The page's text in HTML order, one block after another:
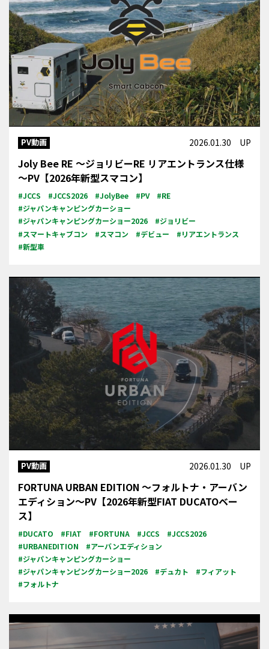
PV動画 2026.01.30 UP
Joly Bee RE ～ジョリビーRE リアエントランス仕様
～PV【2026年新型スマコン】
#JCCS #JCCS2026 #JolyBee #PV
#RE
#ジャパンキャンピングカーショー
#ジャパンキャンピングカーショー2026
#ジョリビー
#スマートキャブコン
#スマコン #デビュー
#リアエントランス
#新型車
PV動画 2026.01.30 UP
FORTUNA URBAN EDITION ～フォルトナ・アーバン
エディション～PV【2026年新型FIAT DUCATOベー
ス】
#DUCATO #FIAT #FORTUNA #JCCS
#JCCS2026
#URBANEDITION
#アーバンエディション
#ジャパンキャンピングカーショー
#ジャパンキャンピングカーショー2026
#デュカト
#フィアット
#フォルトナ